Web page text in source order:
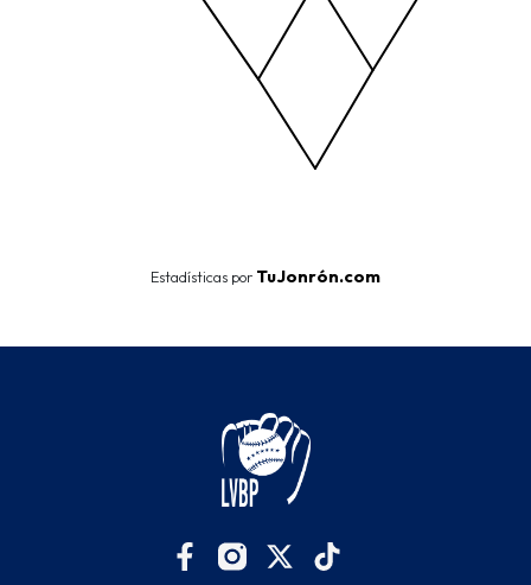
Estadísticas por TuJonrón.com